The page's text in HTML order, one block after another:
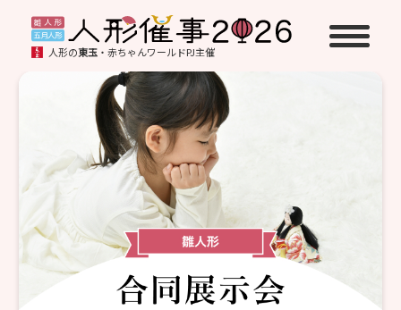
人形の東玉 ・赤ちゃんワールドPJ主催